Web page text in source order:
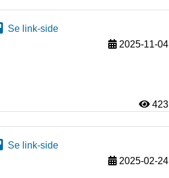
Se link-side
2025-11-04
423
Se link-side
2025-02-24